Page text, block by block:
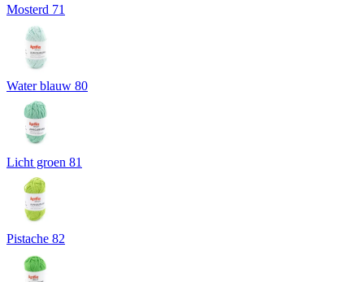
Mosterd 71
Water blauw 80
Licht groen 81
Pistache 82